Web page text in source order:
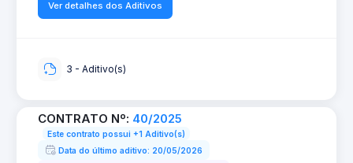
Ver detalhes dos Aditivos
3 - Aditivo(s)
CONTRATO Nº: 40/2025
Este contrato possui +1 Aditivo(s)
Data do último aditivo: 20/05/2026